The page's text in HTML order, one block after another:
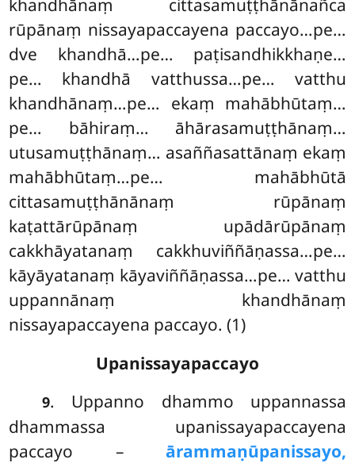
khandhānaṃ cittasamuṭṭhānānañca
rūpānaṃ nissayapaccayena paccayo…pe…
dve khandhā…pe… paṭisandhikkhaṇe…
pe… khandhā vatthussa…pe… vatthu
khandhānaṃ…pe… ekaṃ mahābhūtaṃ…
pe… bāhiraṃ… āhārasamuṭṭhānaṃ…
utusamuṭṭhānaṃ… asaññasattānaṃ ekaṃ
mahābhūtaṃ…pe… mahābhūtā
cittasamuṭṭhānānaṃ rūpānaṃ
kaṭattārūpānaṃ upādārūpānaṃ
cakkhāyatanaṃ cakkhuviññāṇassa…pe…
kāyāyatanaṃ kāyaviññāṇassa…pe… vatthu
uppannānaṃ khandhānaṃ
nissayapaccayena paccayo. (1)
Upanissayapaccayo
9. Uppanno dhammo uppannassa
dhammassa upanissayapaccayena
paccayo – ārammaṇūpanissayo,